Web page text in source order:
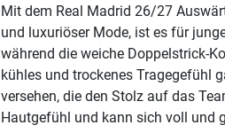
Mit dem Real Madrid 26/27
und luxuriöser Mode, ist es für
während die weiche Doppelstrick-
kühles und trockenes Tragegefühl
versehen, die den Stolz auf das
Hautgefühl und kann sich voll und